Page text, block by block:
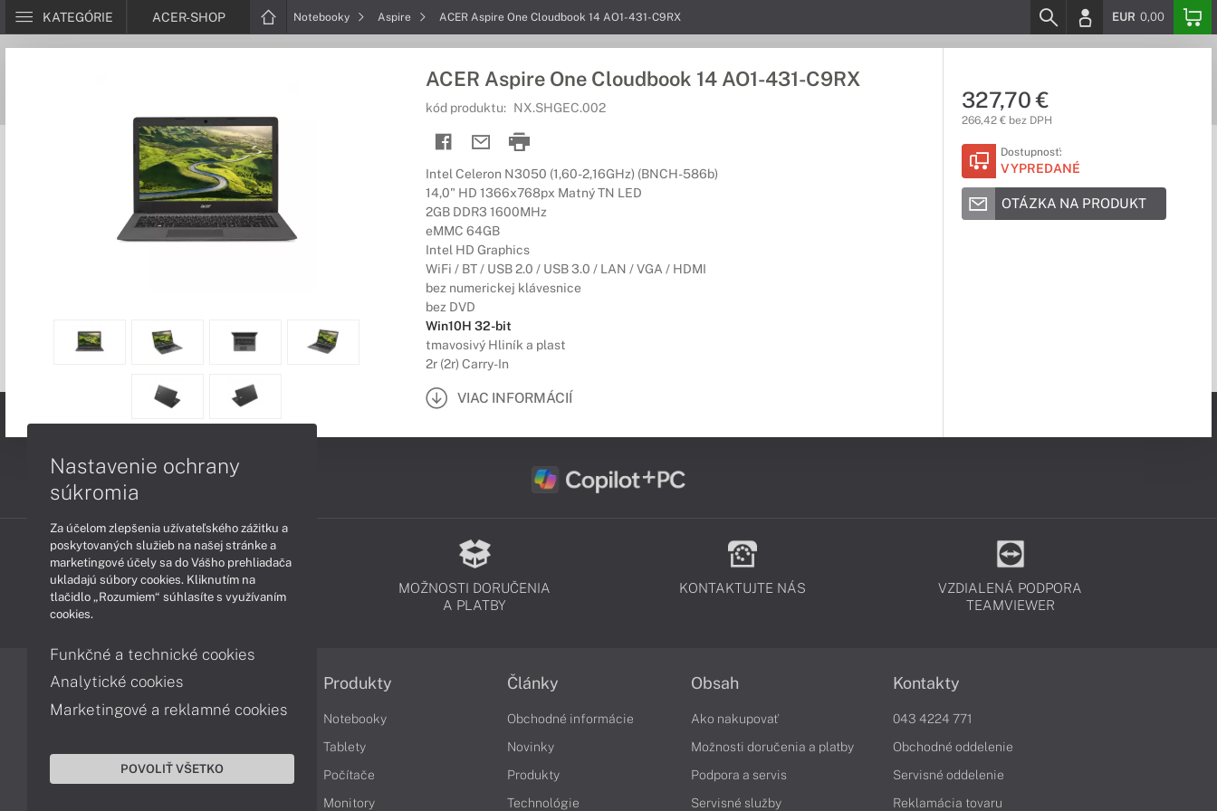
KATEGÓRIE ACER-SHOP Notebooky Aspire ACER Aspire One Cloudbook 14 AO1-431-C9RX EUR 0,00
ACER Aspire One Cloudbook 14 AO1-431-C9RX
kód produktu: NX.SHGEC.002
Intel Celeron N3050 (1,60-2,16GHz) (BNCH-586b)
14,0" HD 1366x768px Matný TN LED
2GB DDR3 1600MHz
eMMC 64GB
Intel HD Graphics
WiFi / BT / USB 2.0 / USB 3.0 / LAN / VGA / HDMI
bez numerickej klávesnice
bez DVD
Win10H 32-bit
tmavosivý Hliník a plast
2r (2r) Carry-In
VIAC INFORMÁCIÍ
327,70 €
266,42 € bez DPH
Dostupnosť:
VYPREDANÉ
OTÁZKA NA PRODUKT
PODPORA A SERVIS
MOŽNOSTI DORUČENIA
A PLATBY
KONTAKTUJTE NÁS
VZDIALENÁ PODPORA
TEAMVIEWER
Informácie
Obchodné podmienky
Ochrana osobných údajov
Produkty
Notebooky
Tablety
Počítače
Monitory
Články
Obchodné informácie
Novinky
Produkty
Technológie
Obsah
Ako nakupovať
Možnosti doručenia a platby
Podpora a servis
Servisné služby
Kontakty
043 4224 771
Obchodné oddelenie
Servisné oddelenie
Reklamácia tovaru
Nastavenie ochrany
súkromia
Za účelom zlepšenia užívateľského zážitku a
poskytovaných služieb na našej stránke a
marketingové účely sa do Vášho prehliadača
ukladajú súbory cookies. Kliknutím na
tlačidlo „Rozumiem“ súhlasíte s využívaním
cookies.
Funkčné a technické cookies
Analytické cookies
Marketingové a reklamné cookies
POVOLIŤ VŠETKO